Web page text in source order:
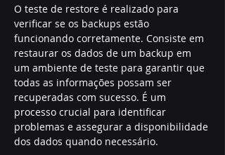
O teste de restore é realizado para
verificar se os backups estão
funcionando corretamente. Consiste em
restaurar os dados de um backup em
um ambiente de teste para garantir que
todas as informações possam ser
recuperadas com sucesso. É um
processo crucial para identificar
problemas e assegurar a disponibilidade
dos dados quando necessário.